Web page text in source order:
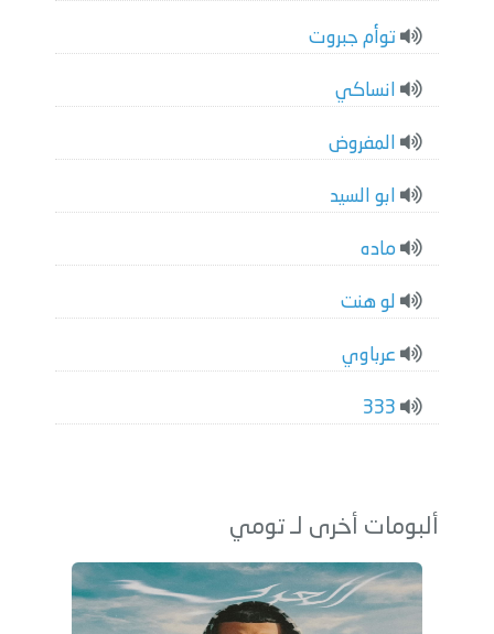
توأم جبروت
انساكي
المفروض
ابو السيد
ماده
لو ھنت
عرباوي
333
ألبومات أخرى لـ تومي